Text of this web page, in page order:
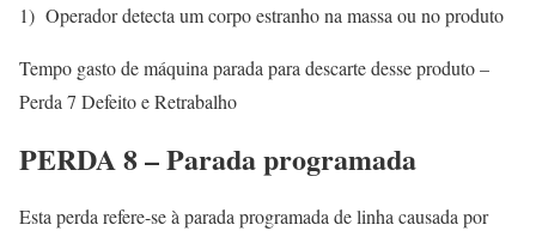
1) Operador detecta um corpo estranho na massa ou no produto
Tempo gasto de máquina parada para descarte desse produto –
Perda 7 Defeito e Retrabalho
PERDA 8 – Parada programada
Esta perda refere-se à parada programada de linha causada por